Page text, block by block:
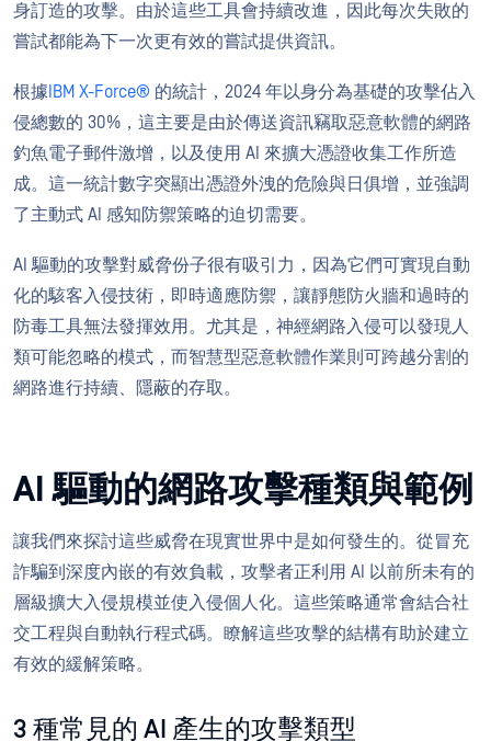
身訂造的攻擊。由於這些工具會持續改進，因此每次失敗的
嘗試都能為下一次更有效的嘗試提供資訊。
根據 IBM X-Force® 的統計，2024 年以身分為基礎的攻擊佔入
侵總數的 30%，這主要是由於傳送資訊竊取惡意軟體的網路
釣魚電子郵件激增，以及使用 AI 來擴大憑證收集工作所造
成。這一統計數字突顯出憑證外洩的危險與日俱增，並強調
了主動式 AI 感知防禦策略的迫切需要。
AI 驅動的攻擊對威脅份子很有吸引力，因為它們可實現自動
化的駭客入侵技術，即時適應防禦，讓靜態防火牆和過時的
防毒工具無法發揮效用。尤其是，神經網路入侵可以發現人
類可能忽略的模式，而智慧型惡意軟體作業則可跨越分割的
網路進行持續、隱蔽的存取。
AI 驅動的網路攻擊種類與範例
讓我們來探討這些威脅在現實世界中是如何發生的。從冒充
詐騙到深度內嵌的有效負載，攻擊者正利用 AI 以前所未有的
層級擴大入侵規模並使入侵個人化。這些策略通常會結合社
交工程與自動執行程式碼。瞭解這些攻擊的結構有助於建立
有效的緩解策略。
3 種常見的 AI 產生的攻擊類型